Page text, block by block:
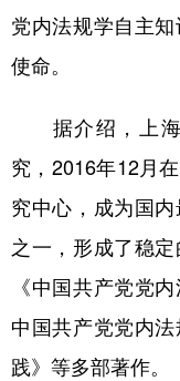
党内法规学自主
使命。
据介绍，上海
究，2016年12月
究中心，成为国
之一，形成了稳
《中国共产党党
中国共产党党内
践》等多部著作。